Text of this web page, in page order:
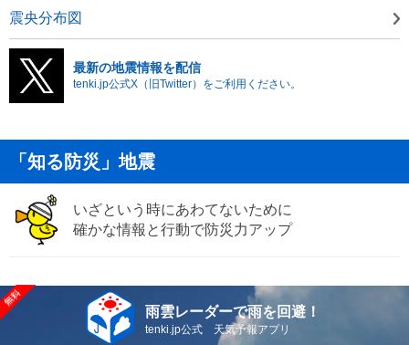
震央分布図
最新の地震情報を配信
tenki.jp公式X（旧Twitter）をご利用ください。
「知る防災」地震
いざという時にあわてないために
確かな情報と行動で防災力アップ
雨雲レーダーで雨を回避！
tenki.jp公式 天気予報アプリ